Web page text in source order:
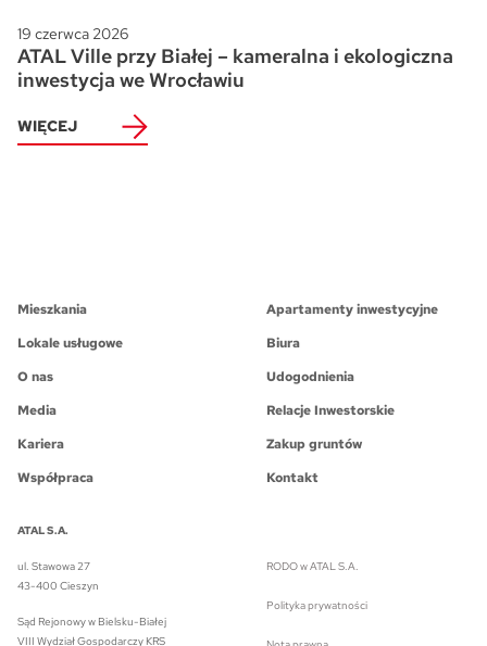
19 czerwca 2026
ATAL Ville przy Białej – kameralna i ekologiczna
inwestycja we Wrocławiu
WIĘCEJ
Mieszkania
Apartamenty inwestycyjne
Lokale usługowe
Biura
O nas
Udogodnienia
Media
Relacje Inwestorskie
Kariera
Zakup gruntów
Współpraca
Kontakt
ATAL S.A.
ul. Stawowa 27
43-400 Cieszyn
Sąd Rejonowy w Bielsku-Białej
VIII Wydział Gospodarczy KRS
RODO w ATAL S.A.
Polityka prywatności